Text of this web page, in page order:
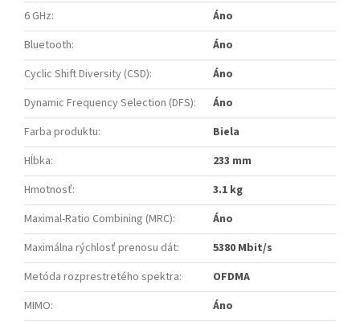
6 GHz:
Áno
Bluetooth:
Áno
Cyclic Shift Diversity (CSD):
Áno
Dynamic Frequency Selection (DFS):
Áno
Farba produktu:
Biela
Hĺbka:
233 mm
Hmotnosť:
3.1 kg
Maximal-Ratio Combining (MRC):
Áno
Maximálna rýchlosť prenosu dát:
5380 Mbit/s
Metóda rozprestretého spektra:
OFDMA
MIMO:
Áno